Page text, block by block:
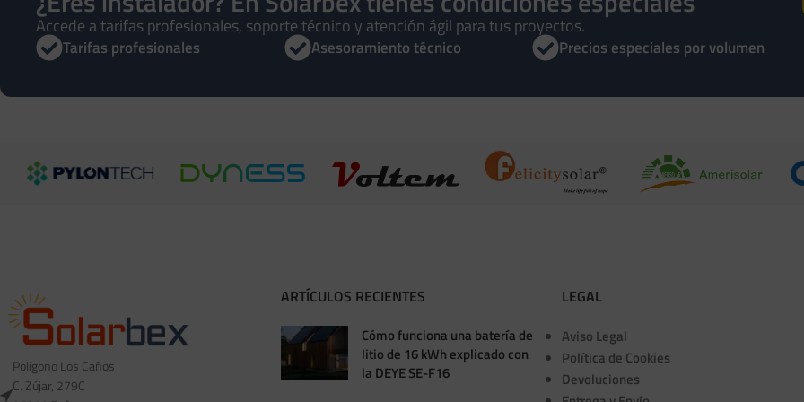
Vatímetro Meter Monofásico para Inversor
Felicity
Vatímetro Eastron SDM230 Modbus
Monofásico
Interruptor de Transferencia Automática
ATS 4P 63A Trifasico
Accede a tarifas profesionales, soporte técnico y atención ágil para tus proyectos.
Tarifas profesionales Asesoramiento técnico Precios especiales por volumen
Poligono Los Caños
C. Zújar, 279C
ARTÍCULOS RECIENTES
Cómo funciona una batería de
litio de 16 kWh explicado con
la DEYE SE-F16
LEGAL
Aviso Legal
Política de Cookies
Devoluciones